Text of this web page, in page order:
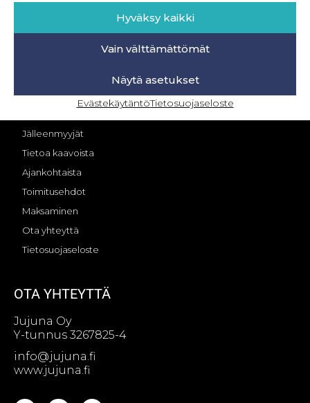
Hyväksy kaikki
Vain välttämättömät
Näytä asetukset
EvästekäytäntöTietosuojaseloste
OMA TILI – KIRJAUTUMINEN
Jälleenmyyjät
Tietoa kaavoista
Ajankohtaista
Toimitusehdot
Maksaminen
Ota yhteyttä
Tietosuojaseloste
OTA YHTEYTTÄ
Jujuna Oy
Y-tunnus 3267825-4
info@jujuna.fi
www.jujuna.fi